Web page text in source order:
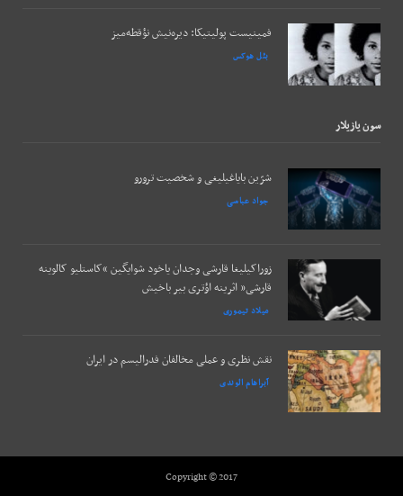
فمینیست پولیتیکا: دیره‌نیش نؤقطه‌میز
بئل هوکس
سون يازيلار
شرّین بایاغیلیغی و شخصیت ترورو
جواد عباسی
زوراکیلیغا قارشی وجدان یاخود شوایگین “کاستلیو کالوینه
قارشی” اثرینه اؤتری بیر باخیش
میلاد تیموری
نقش نظری و عملی مخالفان فدرالیسم در ایران
آبراهام الوندی
Copyright © 2017